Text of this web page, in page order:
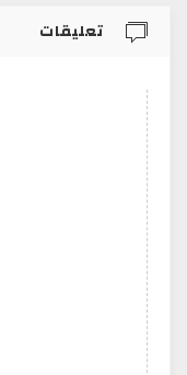
تعليقات